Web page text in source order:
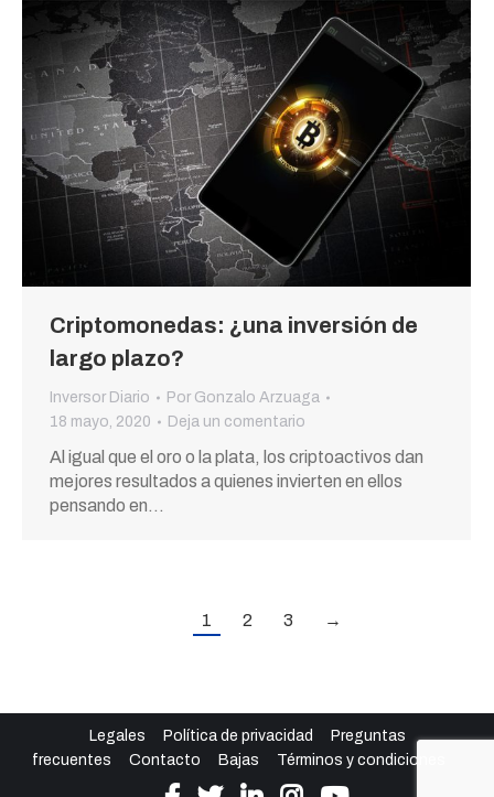
Criptomonedas: ¿una inversión de
largo plazo?
Inversor Diario Por Gonzalo Arzuaga
18 mayo, 2020
Deja un comentario
Al igual que el oro o la plata, los criptoactivos dan
mejores resultados a quienes invierten en ellos
pensando en…
1 2 3 →
Legales Política de privacidad
Preguntas
frecuentes
Contacto Bajas Términos y condiciones